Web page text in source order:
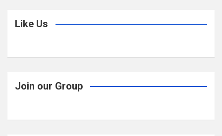
Like Us
Join our Group